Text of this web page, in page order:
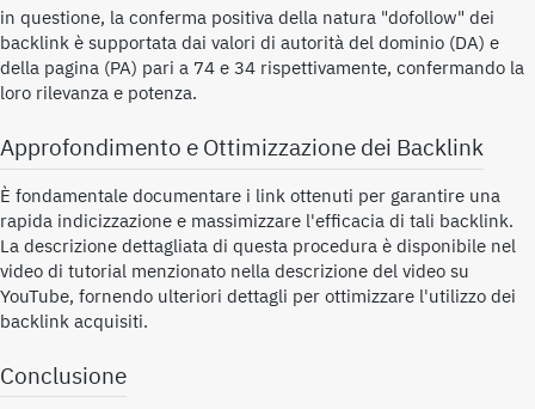
in questione, la conferma positiva della natura "dofollow" dei
backlink è supportata dai valori di autorità del dominio (DA) e
della pagina (PA) pari a 74 e 34 rispettivamente, confermando la
loro rilevanza e potenza.
Approfondimento e Ottimizzazione dei Backlink
È fondamentale documentare i link ottenuti per garantire una
rapida indicizzazione e massimizzare l'efficacia di tali backlink.
La descrizione dettagliata di questa procedura è disponibile nel
video di tutorial menzionato nella descrizione del video su
YouTube, fornendo ulteriori dettagli per ottimizzare l'utilizzo dei
backlink acquisiti.
Conclusione